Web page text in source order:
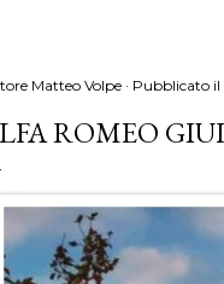
Matteo Volpe Pubblicato il
ROMEO